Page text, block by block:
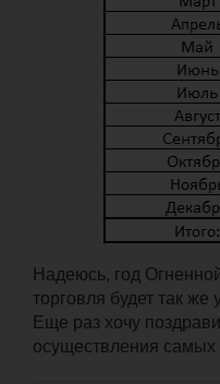
Надеюсь, год
торговля будет так
Еще раз хочу
осуществления